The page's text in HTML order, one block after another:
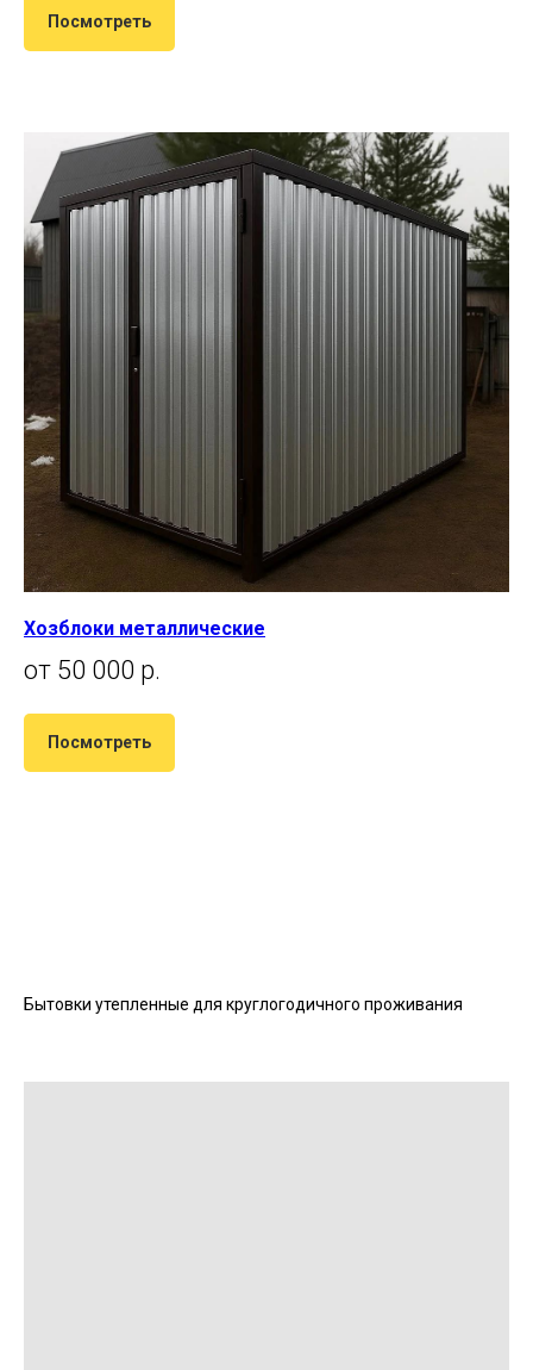
Посмотреть
Хозблоки металлические
от 50 000 р.
Посмотреть
Бытовки утепленные для круглогодичного проживания